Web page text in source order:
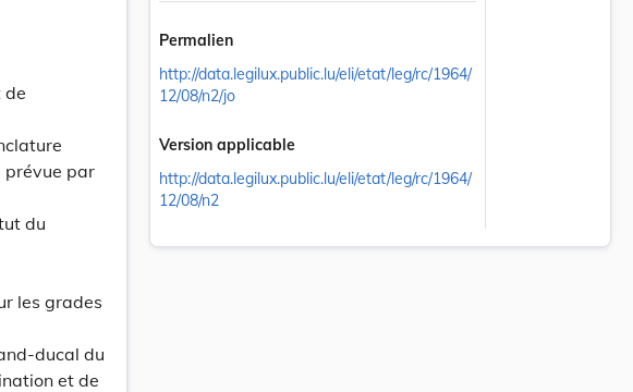
de
prévue par
du
les grades
ducal du
et de
Permalien
http://data.legilux.public.lu/eli/etat/leg/rc/1964/
12/08/n2/jo
Version applicable
http://data.legilux.public.lu/eli/etat/leg/rc/1964/
12/08/n2